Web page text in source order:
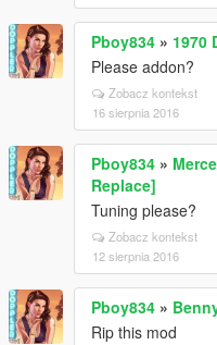
Pboy834 » 1970
Please addon?
Zobacz kontekst
16 sierpnia 2016
Pboy834 »
Replace]
Tuning please?
Zobacz kontekst
12 sierpnia 2016
Pboy834 »
Rip this mod